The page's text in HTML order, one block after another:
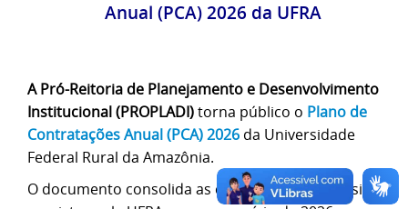
Anual (PCA) 2026 da UFRA
A Pró-Reitoria de Planejamento e Desenvolvimento
Institucional (PROPLADI)torna público o Plano de
Contratações Anual (PCA) 2026 da Universidade
Federal Rural da Amazônia.
O documento consolida as contratações e aquisições